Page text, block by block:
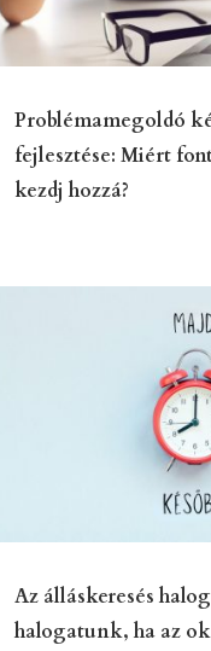
Problémamegoldó
fejlesztése: Miért
kezdj hozzá?
Az álláskeresés
halogatunk, ha az